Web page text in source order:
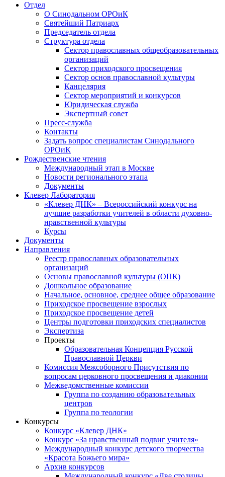
Отдел
О Синодальном ОРОиК
Святейший Патриарх
Председатель отдела
Структура отдела
Сектор православных общеобразовательных
организаций
Сектор приходского просвещения
Сектор основ православной культуры
Канцелярия
Сектор мероприятий и конкурсов
Юридическая служба
Экспертный совет
Пресс-служба
Контакты
Задать вопрос специалистам Синодального
ОРОиК
Рождественские чтения
Международный этап в Москве
Новости регионального этапа
Документы
Клевер Лаборатория
«Клевер ДНК» – Всероссийский конкурс на
лучшие разработки учителей в области духовно-
нравственной культуры
Курсы
Документы
Направления
Реестр православных образовательных
организаций
Основы православной культуры (ОПК)
Дошкольное образование
Начальное, основное, среднее общее образование
Приходское просвещение взрослых
Приходское просвещение детей
Центры подготовки приходских специалистов
Экспертиза
Проекты
Образовательная Концепция Русской
Православной Церкви
Комиссия Межсоборного Присутствия по
вопросам церковного просвещения и диаконии
Межведомственные комиссии
Группа по созданию образовательных
центров
Группа по теологии
Конкурсы
Конкурс «Клевер ДНК»
Конкурс «За нравственный подвиг учителя»
Международный конкурс детского творчества
«Красота Божьего мира»
Архив конкурсов